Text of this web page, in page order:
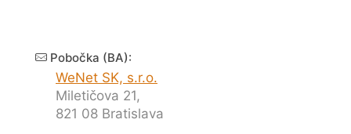
Pobočka (BA):
WeNet SK, s.r.o.
Miletičova 21,
821 08 Bratislava